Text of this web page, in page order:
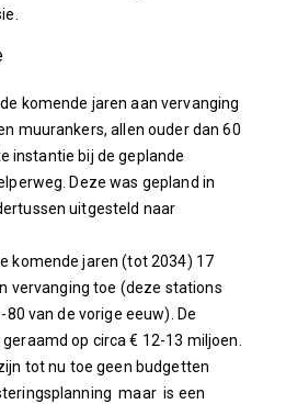
komende jaren aan vervanging
muurankers, allen ouder dan 60
instantie bij de geplande
Deze was gepland in
uitgesteld naar
komende jaren (tot 2034) 17
vervanging toe (deze stations
van de vorige eeuw). De
op circa € 12-13 miljoen.
tot nu toe geen budgetten
maar is een